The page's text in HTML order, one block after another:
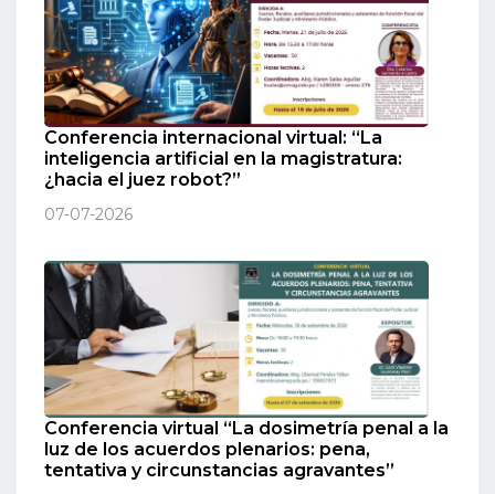
Conferencia internacional virtual: “La
inteligencia artificial en la magistratura:
¿hacia el juez robot?”
07-07-2026
Conferencia virtual “La dosimetría penal a la
luz de los acuerdos plenarios: pena,
tentativa y circunstancias agravantes”